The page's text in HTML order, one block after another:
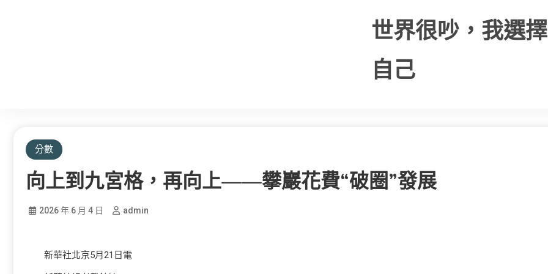
世界很吵，我選
自己
分數
向上到九宮格，再向上——攀巖花費“破圈”發展
2026 年 6 月 4 日 admin
新華社北京5月21日電